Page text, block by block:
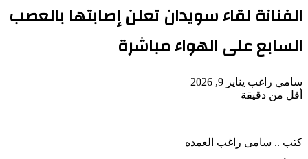
الفنانة لقاء سويدان تعلن إصابتها بالعصب
السابع على الهواء مباشرة
سامي راغب أرسل
بريدا
يناير 9, 2026
أقل من دقيقة
كتب .. سامى راغب العمده